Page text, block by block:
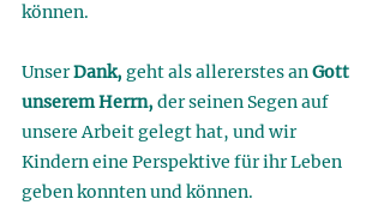
können.
Unser Dank, geht als allererstes an Gott
unserem Herrn, der seinen Segen auf
unsere Arbeit gelegt hat, und wir
Kindern eine Perspektive für ihr Leben
geben konnten und können.